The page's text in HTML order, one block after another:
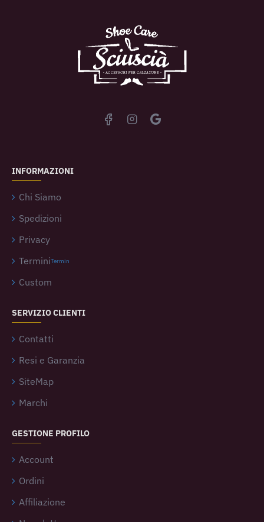
INFORMAZIONI
Chi Siamo
Spedizioni
Privacy
TerminiTermin
Custom
SERVIZIO CLIENTI
Contatti
Resi e Garanzia
SiteMap
Marchi
GESTIONE PROFILO
Account
Ordini
Affiliazione